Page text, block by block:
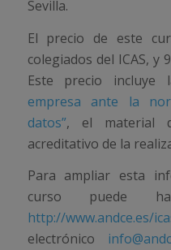
Sevilla.
El precio de este
colegiados del ICAS, y
Este precio
empresa ante la
datos”, el material
acreditativo de la
Para ampliar esta
curso puede
http://www.andce.es/
electrónico